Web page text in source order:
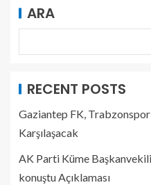
ARA
RECENT POSTS
Gaziantep FK,
Karşılaşacak
AK Parti Küme
konuştu Açıklaması